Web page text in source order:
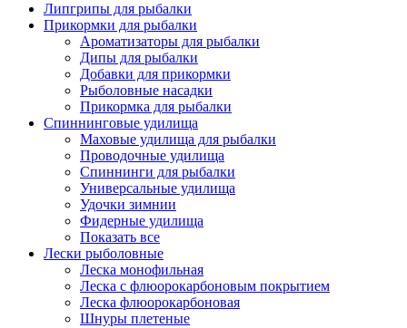
Липгрипы для рыбалки
Прикормки для рыбалки
Ароматизаторы для рыбалки
Дипы для рыбалки
Добавки для прикормки
Рыболовные насадки
Прикормка для рыбалки
Спиннинговые удилища
Маховые удилища для рыбалки
Проводочные удилища
Спиннинги для рыбалки
Универсальные удилища
Удочки зимнии
Фидерные удилища
Показать все
Лески рыболовные
Леска монофильная
Леска с флюорокарбоновым покрытием
Леска флюорокарбоновая
Шнуры плетеные